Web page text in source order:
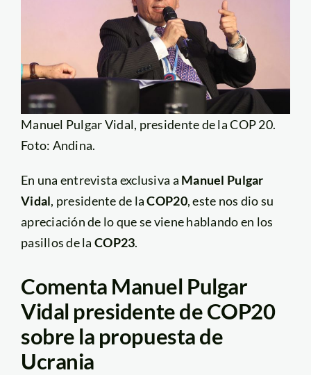
Manuel Pulgar Vidal, presidente de la COP 20.
Foto: Andina.
En una entrevista exclusiva a Manuel Pulgar
Vidal, presidente de laCOP20, este nos dio su
apreciación de lo que se viene hablando en los
pasillos de laCOP23.
Comenta Manuel Pulgar
Vidal presidente de COP20
sobre la propuesta de
Ucrania